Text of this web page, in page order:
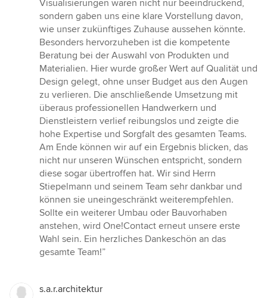
Visualisierungen waren nicht nur beeindruckend,
sondern gaben uns eine klare Vorstellung davon,
wie unser zukünftiges Zuhause aussehen könnte.
Besonders hervorzuheben ist die kompetente
Beratung bei der Auswahl von Produkten und
Materialien. Hier wurde großer Wert auf Qualität und
Design gelegt, ohne unser Budget aus den Augen
zu verlieren. Die anschließende Umsetzung mit
überaus professionellen Handwerkern und
Dienstleistern verlief reibungslos und zeigte die
hohe Expertise und Sorgfalt des gesamten Teams.
Am Ende können wir auf ein Ergebnis blicken, das
nicht nur unseren Wünschen entspricht, sondern
diese sogar übertroffen hat. Wir sind Herrn
Stiepelmann und seinem Team sehr dankbar und
können sie uneingeschränkt weiterempfehlen.
Sollte ein weiterer Umbau oder Bauvorhaben
anstehen, wird One!Contact erneut unsere erste
Wahl sein. Ein herzliches Dankeschön an das
gesamte Team!”
s.a.r.architektur